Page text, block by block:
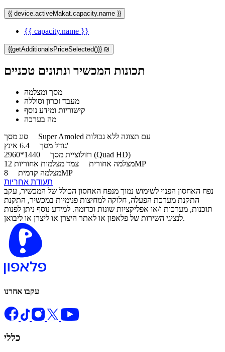
{{ device.activeMakat.capacity.name }}
{{ capacity.name }}
{{getAdditionalsPriceSelected()}} ₪
תכונות המכשיר ונתונים טכניים
מסך ומצלמה
מעבד זכרון וסוללה
קישוריות ומידע נוסף
מה בערכה
סוג מסך
Super Amoled עם תצוגה ללא גבולות
גודל מסך6.4 אינץ'
רזולוציית מסך 1440*2960 (Quad HD)
מצלמה אחוריתצמד מצלמות אחוריות 12MP
מצלמה קדמית8MP
תעודת אחריות
נפח האחסון הפנוי לשימוש נמוך מנפח האחסון הכולל של המכשיר, עקב
התקנת מערכת הפעלה, חלוקה למחיצות פנימיות במכשיר, התקנת
תוכנות, מערכות ו/או אפליקציות שונות וכדומה. למידע נוסף ניתן לפנות
לנציגי השירות של פלאפון או לאתר היצרן או ליצרן או ליבואן.
עקבו אחרנו
כללי